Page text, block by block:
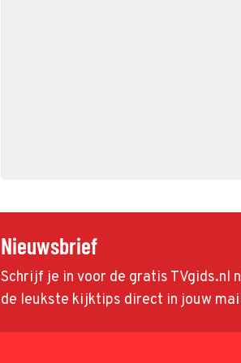
Nieuwsbrief
Schrijf je in voor de gratis TVgids.nl
de leukste kijktips direct in jouw